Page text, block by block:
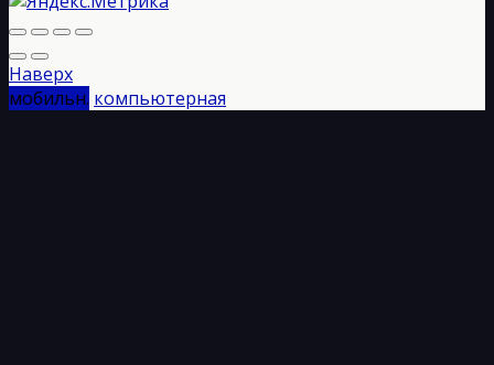
Наверх
мобильн. компьютерная